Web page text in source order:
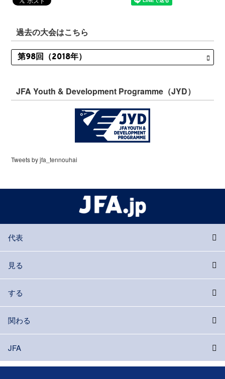
過去の大会はこちら
JFA Youth & Development Programme（JYD）
Tweets by jfa_tennouhai
代表
見る
する
関わる
JFA